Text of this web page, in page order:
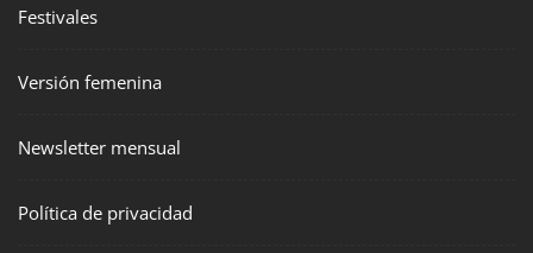
Festivales
Versión femenina
Newsletter mensual
Política de privacidad